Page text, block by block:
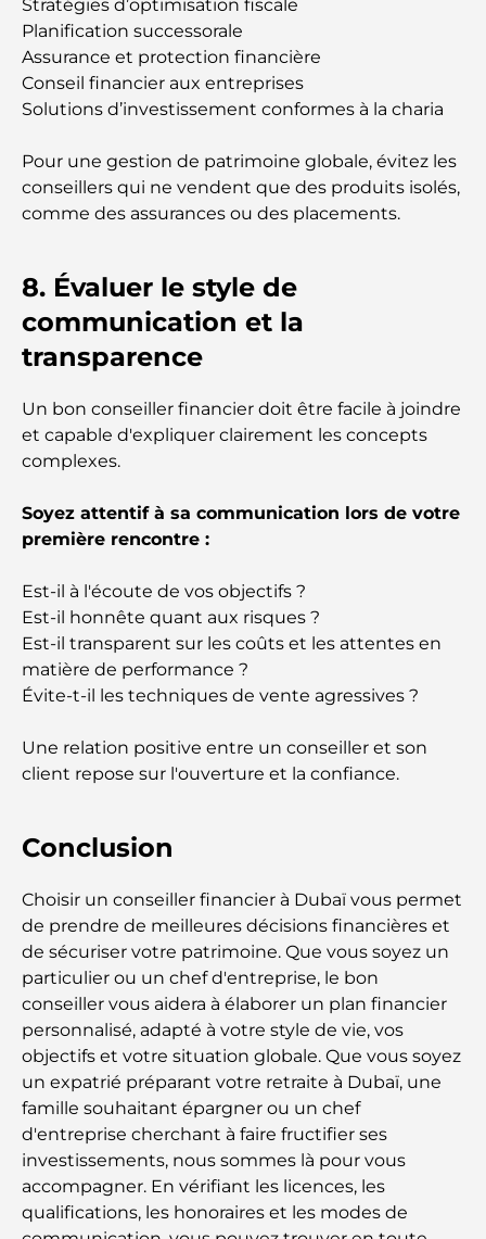
Restaurants Al Wasl : les restaurants les plus
célèbres de Dubaï
Les 10 pays les plus riches du monde
Activités à faire avec des enfants à Dubaï : un
guide complet pour les familles
Dubaï pour une escapade de luxe
Lieux romantiques à Dubaï pour des moments
inoubliables
Les meilleures options de séjour à Dubaï : Hôtels
et complexes hôteliers de premier plan
au DIFC
monde
Architecture ottomane : un riche héritage d'art,
de culture et d'empire
?
monde
Écoles indiennes à Dubaï : Le guide ultime pour
les parents
Découverte des sites emblématiques d'Abu Dhabi
Écoles à Abou Dhabi : Le guide ultime des
meilleures écoles de la capitale
Restaurants à Abou Dhabi : un tour savoureux de
la capitale
Stratégies d’optimisation fiscale
Planification successorale
Assurance et protection financière
Conseil financier aux entreprises
Solutions d’investissement conformes à la charia
Pour une gestion de patrimoine globale, évitez les
conseillers qui ne vendent que des produits isolés,
comme des assurances ou des placements.
8. Évaluer le style de
communication et la
transparence
Un bon conseiller financier doit être facile à joindre
et capable d'expliquer clairement les concepts
complexes.
Soyez attentif à sa communication lors de votre
première rencontre :
Est-il à l'écoute de vos objectifs ?
Est-il honnête quant aux risques ?
Est-il transparent sur les coûts et les attentes en
matière de performance ?
Évite-t-il les techniques de vente agressives ?
Une relation positive entre un conseiller et son
client repose sur l'ouverture et la confiance.
Conclusion
Choisir un conseiller financier à Dubaï vous permet
de prendre de meilleures décisions financières et
de sécuriser votre patrimoine. Que vous soyez un
particulier ou un chef d'entreprise, le bon
conseiller vous aidera à élaborer un plan financier
personnalisé, adapté à votre style de vie, vos
objectifs et votre situation globale. Que vous soyez
un expatrié préparant votre retraite à Dubaï, une
famille souhaitant épargner ou un chef
d'entreprise cherchant à faire fructifier ses
investissements, nous sommes là pour vous
accompagner. En vérifiant les licences, les
qualifications, les honoraires et les modes de